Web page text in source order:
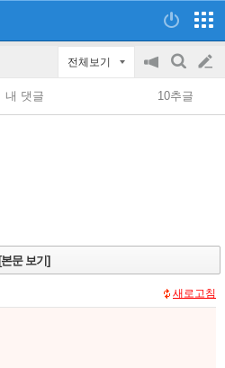
전체보기
공
지
on/off
검
색
글
쓰
내 댓글 10추글
[본문 보기]
새로고침